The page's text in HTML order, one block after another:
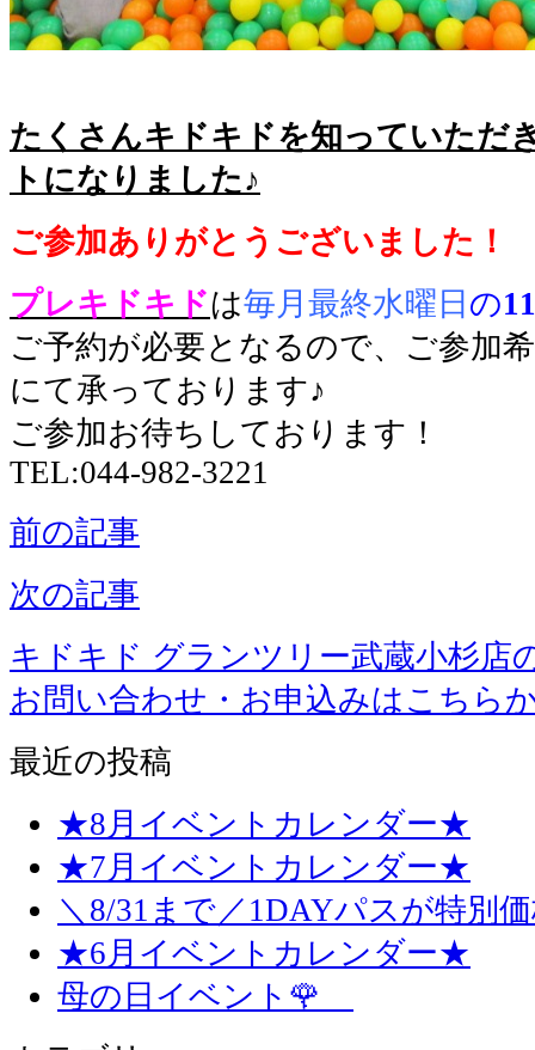
たくさんキドキドを知っていただ
トになりました♪
ご参加ありがとうございました！
プレキドキドは毎月最終水曜日 の
ご予約が必要となるので、ご参加
にて承っております♪
ご参加お待ちしております！
TEL:044-982-3221
前の記事
次の記事
キドキド グランツリー武蔵小杉店
お問い合わせ・お申込みはこちら
最近の投稿
★8月イベントカレンダー★
★7月イベントカレンダー★
＼8/31まで／1DAYパスが特別
★6月イベントカレンダー★
母の日イベント🌹